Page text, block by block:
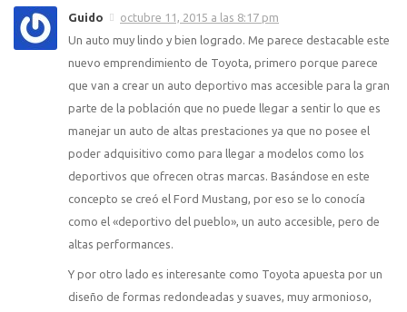
Guido
octubre 11, 2015 a las 8:17 pm
Un auto muy lindo y bien logrado. Me parece destacable este
nuevo emprendimiento de Toyota, primero porque parece
que van a crear un auto deportivo mas accesible para la gran
parte de la población que no puede llegar a sentir lo que es
manejar un auto de altas prestaciones ya que no posee el
poder adquisitivo como para llegar a modelos como los
deportivos que ofrecen otras marcas. Basándose en este
concepto se creó el Ford Mustang, por eso se lo conocía
como el «deportivo del pueblo», un auto accesible, pero de
altas performances.
Y por otro lado es interesante como Toyota apuesta por un
diseño de formas redondeadas y suaves, muy armonioso,